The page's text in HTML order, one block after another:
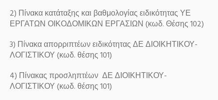
2) Πίνακα κατάταξης και βαθμολογίας ειδικότητας ΥΕ
ΕΡΓΑΤΩΝ ΟΙΚΟΔΟΜΙΚΩΝ ΕΡΓΑΣΙΩΝ (κωδ. Θέσης 102)
3) Πίνακα απορριπτέων ειδικότητας ΔΕ ΔΙΟΙΚΗΤΙΚΟΥ-
ΛΟΓΙΣΤΙΚΟΥ (κωδ. θέσης 101)
4) Πίνακας προσληπτέων ΔΕ ΔΙΟΙΚΗΤΙΚΟΥ-
ΛΟΓΙΣΤΙΚΟΥ (κωδ. θέσης 101)